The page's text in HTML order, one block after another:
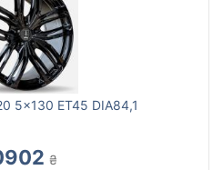
5x130 ET45 DIA84,1
₴